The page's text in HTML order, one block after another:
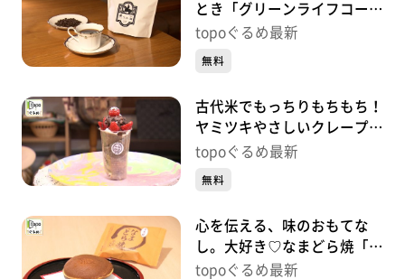
とき「グリーンライフコーヒ
ーロースター」（多賀城市高
topoぐるめ最新
無料
古代米でもっちりもちもち！
ヤミツキやさしいクレープ
「和歌珈琲」（多賀城市留ケ
topoぐるめ最新
無料
心を伝える、味のおもてな
し。大好き♡なまどら焼「榮
太楼 多賀城店」（多賀城市
topoぐるめ最新